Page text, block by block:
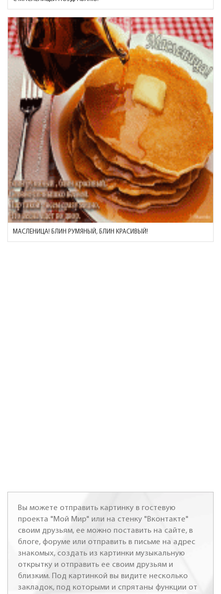
МАСЛЕНИЦА! БЛИН РУМЯНЫЙ, БЛИН КРАСИВЫЙ!
Вы можете отправить картинку в гостевую
проекта "Мой Мир" или на стенку "Вконтакте"
своим друзьям, ее можно поставить на сайте, в
блоге, форуме или отправить в письме на адрес
знакомых, создать из картинки музыкальную
открытку и отправить ее своим друзьям и
близким. Под картинкой вы видите несколько
закладок, под которыми и спрятаны функции от